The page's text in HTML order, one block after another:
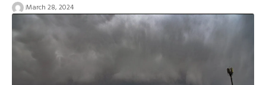
March 28, 2024